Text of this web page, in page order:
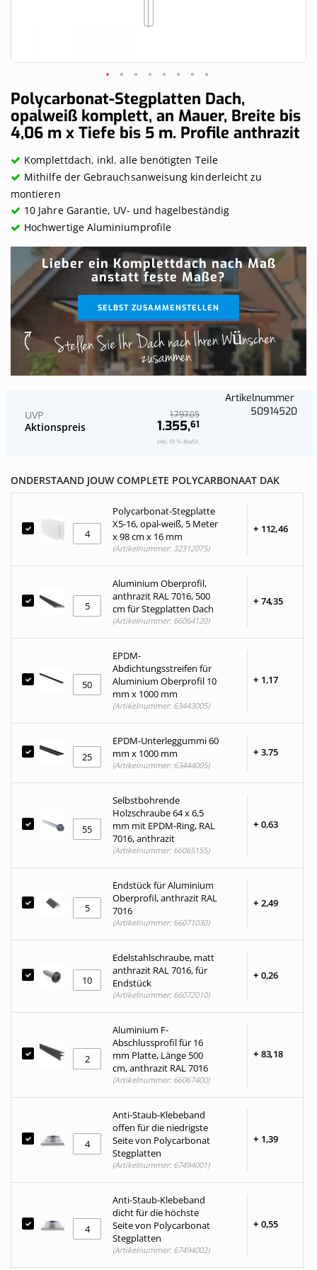
Skip
to
the
beginning
the
images
gallery
Polycarbonat-Stegplatten Dach,
opalweiß komplett, an Mauer, Breite bis
4,06 m x Tiefe bis 5 m. Profile anthrazit
Komplettdach, inkl. alle benötigten Teile
Mithilfe der Gebrauchsanweisung kinderleicht zu
montieren
10 Jahre Garantie, UV- und hagelbeständig
Hochwertige Aluminiumprofile
Lieber ein Komplettdach nach Maß
anstatt feste Maße?
SELBST ZUSAMMENSTELLEN
Stellen Sie Ihr Dach nach Ihren Wünschen
zusammen
Aktionspreis 1.355,61
UVP 1.797,05
Inkl. 19 % MwSt.
Artikelnummer
50914520
ONDERSTAAND JOUW COMPLETE POLYCARBONAAT DAK
Polycarbonat-Stegplatte
X5-16, opal-weiß, 5 Meter
x 98 cm x 16 mm
+ 112,46
(Artikelnummer: 32312075)
Aluminium Oberprofil,
anthrazit RAL 7016, 500
cm für Stegplatten Dach
+ 74,35
(Artikelnummer: 66064120)
EPDM-
Abdichtungsstreifen für
Aluminium Oberprofil 10
mm x 1000 mm
+ 1,17
(Artikelnummer: 63443005)
EPDM-Unterleggummi 60
mm x 1000 mm
+ 3,75
(Artikelnummer: 63444005)
Selbstbohrende
Holzschraube 64 x 6,5
mm mit EPDM-Ring, RAL
7016, anthrazit
+ 0,63
(Artikelnummer: 66065155)
Endstück für Aluminium
Oberprofil, anthrazit RAL
7016
+ 2,49
(Artikelnummer: 66071030)
Edelstahlschraube, matt
anthrazit RAL 7016, für
Endstück
+ 0,26
(Artikelnummer: 66072010)
Aluminium F-
Abschlussprofil für 16
mm Platte, Länge 500
cm, anthrazit RAL 7016
+ 83,18
(Artikelnummer: 66067400)
Anti-Staub-Klebeband
offen für die niedrigste
Seite von Polycarbonat
Stegplatten
+ 1,39
(Artikelnummer: 67494001)
Anti-Staub-Klebeband
dicht für die höchste
Seite von Polycarbonat
Stegplatten
+ 0,55
(Artikelnummer: 67494002)